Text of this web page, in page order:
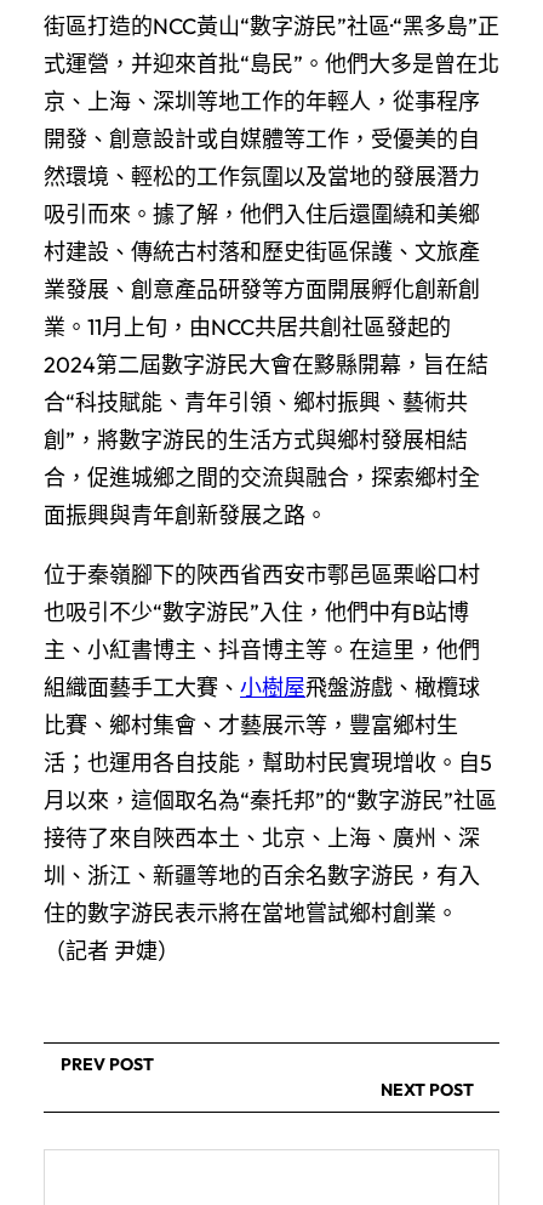
街區打造的NCC黃山“數字游民”社區·“黑多島”正
式運營，并迎來首批“島民”。他們大多是曾在北
京、上海、深圳等地工作的年輕人，從事程序
開發、創意設計或自媒體等工作，受優美的自
然環境、輕松的工作氛圍以及當地的發展潛力
吸引而來。據了解，他們入住后還圍繞和美鄉
村建設、傳統古村落和歷史街區保護、文旅產
業發展、創意產品研發等方面開展孵化創新創
業。11月上旬，由NCC共居共創社區發起的
2024第二屆數字游民大會在黟縣開幕，旨在結
合“科技賦能、青年引領、鄉村振興、藝術共
創”，將數字游民的生活方式與鄉村發展相結
合，促進城鄉之間的交流與融合，探索鄉村全
面振興與青年創新發展之路。
位于秦嶺腳下的陜西省西安市鄠邑區栗峪口村
也吸引不少“數字游民”入住，他們中有B站博
主、小紅書博主、抖音博主等。在這里，他們
組織面藝手工大賽、 小樹屋飛盤游戲、橄欖球
比賽、鄉村集會、才藝展示等，豐富鄉村生
活；也運用各自技能，幫助村民實現增收。自5
月以來，這個取名為“秦托邦”的“數字游民”社區
接待了來自陜西本土、北京、上海、廣州、深
圳、浙江、新疆等地的百余名數字游民，有入
住的數字游民表示將在當地嘗試鄉村創業。
（記者 尹婕）
PREV POST
NEXT POST